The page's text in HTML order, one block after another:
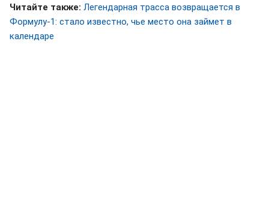
Читайте также: Легендарная трасса возвращается в
Формулу-1: стало известно, чье место она займет в
календаре